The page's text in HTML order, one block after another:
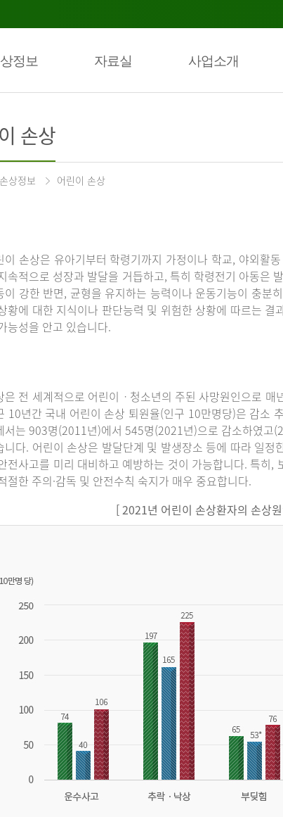
정보 자료실 사업소개
손상
손상정보 어린이 손상
이 손상은 유아기부터 학령기까지 가정이나 학교, 야외활
속적으로 성장과 발달을 거듭하고, 특히 학령전기 아동은
이 강한 반면, 균형을 유지하는 능력이나 운동기능이 충분
황에 대한 지식이나 판단능력 및 위험한 상황에 따르는
능성을 안고 있습니다.
은 전 세계적으로 어린이ㆍ청소년의 주된 사망원인으로
10년간 국내 어린이 손상 퇴원율(인구 10만명당)은 감
서는 903명(2011년)에서 545명(2021년)으로 감소하였고
니다. 어린이 손상은 발달단계 및 발생장소 등에 따라 일
전사고를 미리 대비하고 예방하는 것이 가능합니다. 특히,
절한 주의·감독 및 안전수칙 숙지가 매우 중요합니다.
[ 2021년 어린이 손상환자의 손상